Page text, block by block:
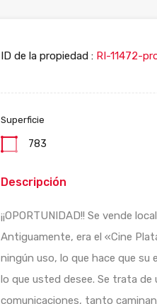
ID de la propiedad : RI-11472-
Superficie
783
Descripción
¡¡OPORTUNIDAD!! Se vende
Antiguamente, era el «Cine
ningún uso, lo que hace que
lo que usted desee. Se trata
comunicaciones, tanto